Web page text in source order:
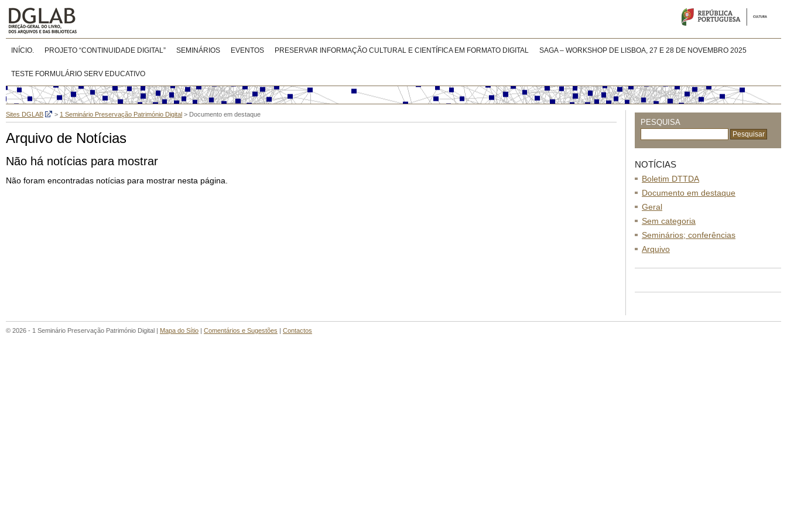
INÍCIO. PROJETO “CONTINUIDADE DIGITAL” SEMINÁRIOS EVENTOS PRESERVAR INFORMAÇÃO CULTURAL E CIENTÍFICA EM FORMATO DIGITAL SAGA – WORKSHOP DE LISBOA, 27 E 28 DE NOVEMBRO 2025
TESTE FORMULÁRIO SERV EDUCATIVO
Sites DGLAB > 1 Seminário Preservação Património Digital > Documento em destaque
Arquivo de Notícias
Não há notícias para mostrar
Não foram encontradas notícias para mostrar nesta página.
PESQUISA
NOTÍCIAS
Boletim DTTDA
Documento em destaque
Geral
Sem categoria
Seminários; conferências
Arquivo
© 2026 - 1 Seminário Preservação Património Digital | Mapa do Sítio | Comentários e Sugestões | Contactos